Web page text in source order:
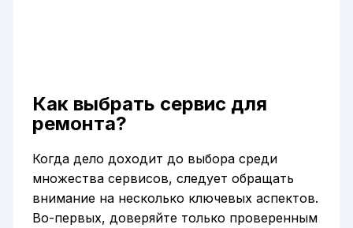
Как выбрать сервис для
ремонта?
Когда дело доходит до выбора среди
множества сервисов, следует обращать
внимание на несколько ключевых аспектов.
Во-первых, доверяйте только проверенным